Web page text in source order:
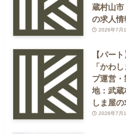
蔵村山
の求人情
2026年7月
【パー
「かわ
プ運営
地：武
しま屋
2026年7月